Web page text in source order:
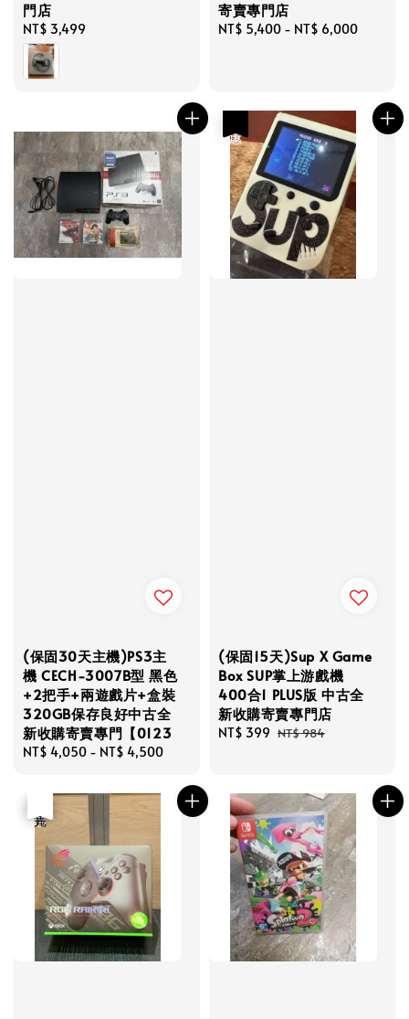
門店
Regular
price
NT$ 3,499
寄賣專門店
Regular
NT$ 5,400 - NT$ 6,000
(保固30天主機)PS3主
機 CECH-3007B型 黑色
+2把手+兩遊戲片+盒裝
320GB保存良好中古全
新收購寄賣專門【0123
Regular
NT$ 4,050 - NT$ 4,500
(保固15天)Sup X Game
Box SUP掌上游戲機
400合1 PLUS版 中古全
新收購寄賣專門店
Sale
NT$ 399 Regular
NT$ 984